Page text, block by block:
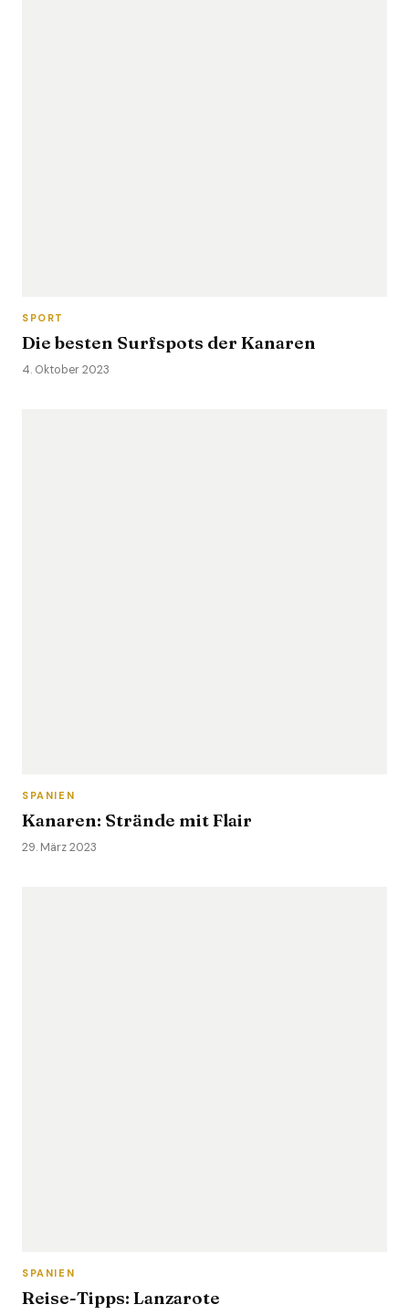
SPORT
Die besten Surfspots der Kanaren
4. Oktober 2023
SPANIEN
Kanaren: Strände mit Flair
29. März 2023
SPANIEN
Reise-Tipps: Lanzarote